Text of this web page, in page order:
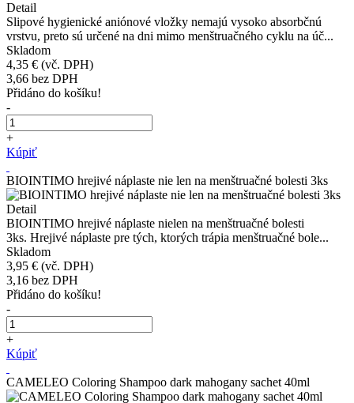
Detail
Slipové hygienické aniónové vložky nemajú vysoko absorbčnú
vrstvu, preto sú určené na dni mimo menštruačného cyklu na úč...
Skladom
4,35 € (vč. DPH)
3,66 bez DPH
Přidáno do košíku!
-
+
Kúpiť
BIOINTIMO hrejivé náplaste nie len na menštruačné bolesti 3ks
Detail
BIOINTIMO hrejivé náplaste nielen na menštruačné bolesti
3ks. Hrejivé náplaste pre tých, ktorých trápia menštruačné bole...
Skladom
3,95 € (vč. DPH)
3,16 bez DPH
Přidáno do košíku!
-
+
Kúpiť
CAMELEO Coloring Shampoo dark mahogany sachet 40ml